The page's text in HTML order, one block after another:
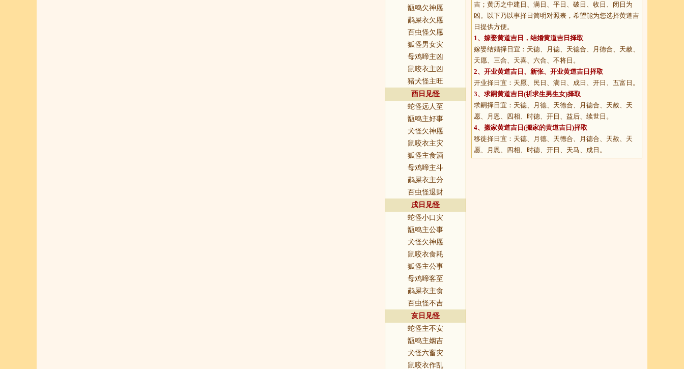
甑鸣欠神愿
鹋屎衣欠愿
百虫怪欠愿
狐怪男女灾
母鸡啼主凶
鼠咬衣主凶
猪犬怪主旺
酉日见怪
蛇怪远人至
甑鸣主好事
犬怪欠神愿
鼠咬衣主灾
狐怪主食酒
母鸡啼主斗
鹋屎衣主分
百虫怪退财
戌日见怪
蛇怪小口灾
甑鸣主公事
犬怪欠神愿
鼠咬衣食耗
狐怪主公事
母鸡啼客至
鹋屎衣主食
百虫怪不吉
亥日见怪
蛇怪主不安
甑鸣主姻吉
犬怪六畜灾
鼠咬衣作乱
吉；黄历之中建日、满日、平日、破日、收日、闭日为
凶。以下乃以事择日简明对照表，希望能为您选择黄道吉
日提供方便。
1、 嫁娶黄道吉日 ，结婚黄道吉日择取
嫁娶结婚择日宜：天德、月德、天德合、月德合、天赦、
天愿、三合、天喜、六合、不将日。
2、 开业黄道吉日 、新张、开业黄道吉日择取
开业择日宜：天愿、民日、满日、成日、开日、五富日。
3、 求嗣黄道吉日 (祈求生男生女)择取
求嗣择日宜：天德、月德、天德合、月德合、天赦、天
愿、月恩、四相、时德、开日、益后、续世日。
4、 搬家黄道吉日 (搬家的黄道吉日)择取
移徙择日宜：天德、月德、天德合、月德合、天赦、天
愿、月恩、四相、时德、开日、天马、成日。